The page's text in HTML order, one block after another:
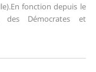
En fonction depuis le
des Démocrates et